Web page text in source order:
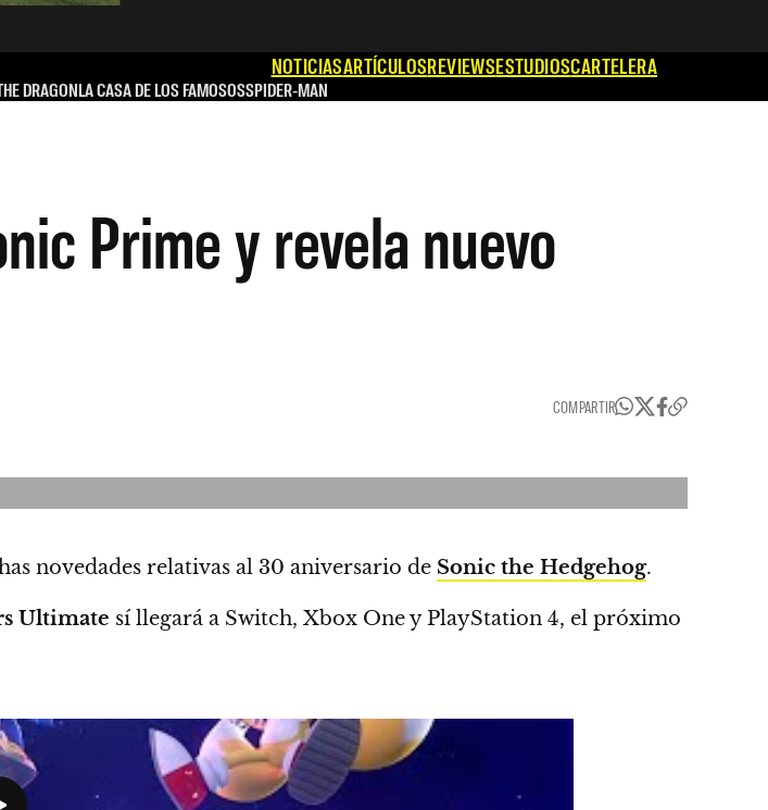
NOTICIASARTÍCULOSREVIEWSESTUDIOSCARTELERA
DRAGONLA CASA DE LOS FAMOSOSSPIDER-MAN
Prime y revela nuevo
COMPARTIR
novedades relativas al 30 aniversario de Sonic the Hedgehog.
Ultimate sí llegará a Switch, Xbox One y PlayStation 4, el próximo